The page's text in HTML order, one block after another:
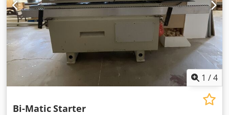
1 /4
Bi-MaticStarter